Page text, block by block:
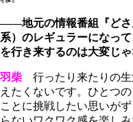
――地元の情報番組『どさ
系）のレギュラーになっ
を行き来するのは大変じ
羽柴 行ったり来たりの生
えたくないです。ひとつ
ことに挑戦したい思いが